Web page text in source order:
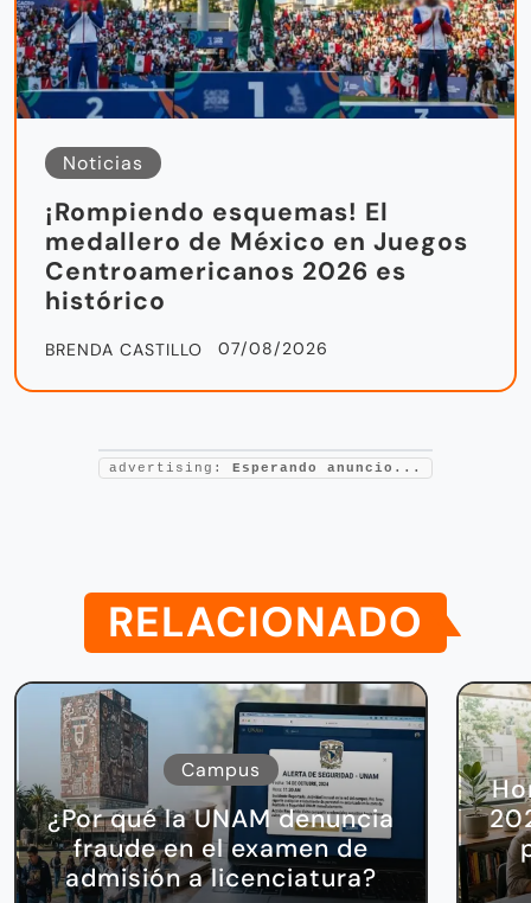
Noticias
¡Rompiendo esquemas! El
medallero de México en Juegos
Centroamericanos 2026 es
histórico
BRENDA CASTILLO 07/08/2026
advertising: Esperando anuncio...
RELACIONADO
Campus
¿Por qué la UNAM denuncia
fraude en el examen de
admisión a licenciatura?